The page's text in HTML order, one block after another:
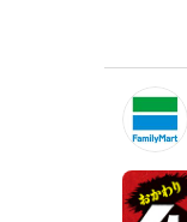
B
n
T